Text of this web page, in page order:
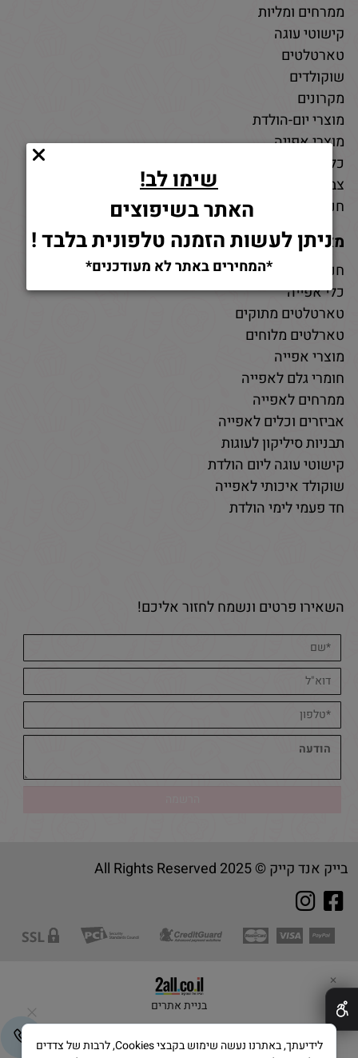
ממרחים ומליות
קישוטי עוגה
טארטלטים
שוקולדים
מקרונים
מוצרי יום-הולדת
מוצרי אפייה
כלי אפייה
צבעי מאכל
חנות חומרי גלם לאפייה
מאמרים
חנות למוצרי אפייה
כלי אפייה
טארטלטים מתוקים
טארלטים מלוחים
מוצרי אפייה
חומרי גלם לאפייה
ממרחים לאפייה
אביזרים וכלים לאפייה
תבניות סיליקון לעוגות
קישוטי עוגה ליום הולדת
שוקולד איכותי לאפייה
חד פעמי לימי הולדת
השאירו פרטים ונשמח לחזור אליכם!
בייק אנד קייק © 2025 All Rights Reserved
בניית אתרים
שימו לב!
האתר בשיפוצים
ניתן לעשות הזמנה טלפונית בלבד !
*המחירים באתר לא מעודכנים*
✕
לידיעתך, באתרנו נעשה שימוש בקבצי Cookies, לרבות של צדדים